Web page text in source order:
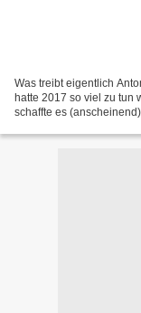
Was treibt eigentlich
hatte 2017 so viel zu tun
schaffte es